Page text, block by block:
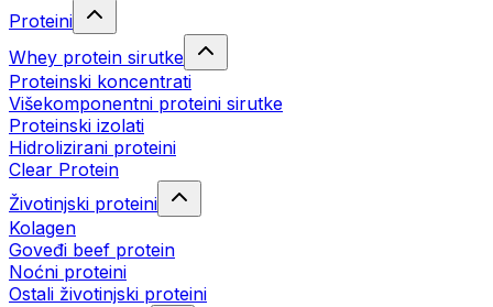
Proteini
Whey protein sirutke
Proteinski koncentrati
Višekomponentni proteini sirutke
Proteinski izolati
Hidrolizirani proteini
Clear Protein
Životinjski proteini
Kolagen
Goveđi beef protein
Noćni proteini
Ostali životinjski proteini